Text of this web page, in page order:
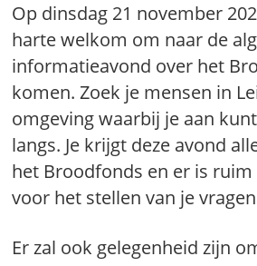
Op dinsdag 21 november
harte welkom om naar de
informatieavond over het
komen. Zoek je mensen in
omgeving waarbij je aan
langs. Je krijgt deze avond
het Broodfonds en er is ruim
voor het stellen van je
Er zal ook gelegenheid zijn